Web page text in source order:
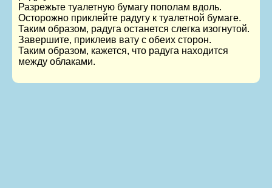
Разрежьте туалетную бумагу пополам вдоль.
Осторожно приклейте радугу к туалетной бумаге.
Таким образом, радуга останется слегка изогнутой.
Завершите, приклеив вату с обеих сторон.
Таким образом, кажется, что радуга находится
между облаками.